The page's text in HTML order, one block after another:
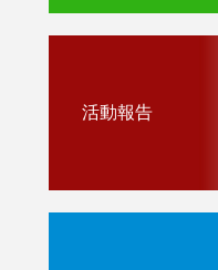
活動報告